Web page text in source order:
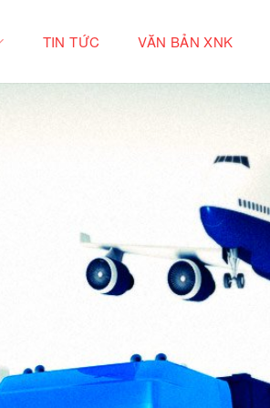
TIN TỨC VĂN BẢN XNK